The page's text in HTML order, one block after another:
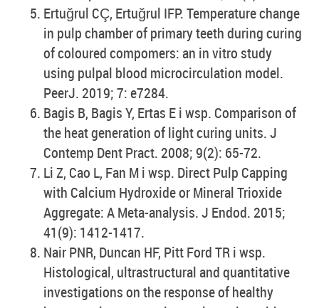
Ertuğrul CÇ, Ertuğrul IFP. Temperature change
in pulp chamber of primary teeth during curing
of coloured compomers: an in vitro study
using pulpal blood microcirculation model.
PeerJ. 2019; 7: e7284.
Bagis B, Bagis Y, Ertas E i wsp. Comparison of
the heat generation of light curing units. J
Contemp Dent Pract. 2008; 9(2): 65-72.
Li Z, Cao L, Fan M i wsp. Direct Pulp Capping
with Calcium Hydroxide or Mineral Trioxide
Aggregate: A Meta-analysis. J Endod. 2015;
41(9): 1412-1417.
Nair PNR, Duncan HF, Pitt Ford TR i wsp.
Histological, ultrastructural and quantitative
investigations on the response of healthy